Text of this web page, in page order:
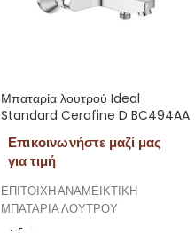
Μπαταρία λουτρού Ideal
Standard Cerafine D BC494AA
Επικοινωνήστε μαζί μας
για τιμή
ΕΠΙΤΟΙΧΗ ΑΝΑΜΕΙΚΤΙΚΗ
ΜΠΑΤΑΡΙΑ ΛΟΥΤΡΟΥ